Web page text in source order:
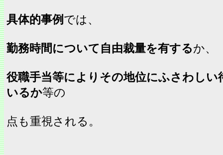
具体的事例では、
勤務時間について自由裁量を有するか、
役職手当等によりその地位にふさわしい
いるか等の
点も重視される。